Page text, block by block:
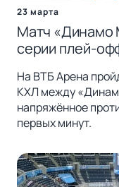
23 марта
Матч «Динамо
серии плей-
На ВТБ Арена
КХЛ между
напряжённое
первых минут.